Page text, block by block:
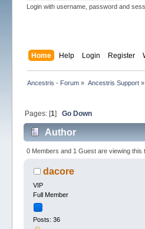
Login with username, password and
Home Help Login Register
Ancestris - Forum » Ancestris Support»
Pages: [1] Go Down
Author
0 Members and 1 Guest are viewing this
dacore
VIP
Full Member
Posts: 36